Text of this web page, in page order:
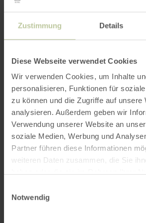
Zustimmung Details
Diese Webseite verwendet Cookies
Wir verwenden Cookies, um Inhalte
personalisieren, Funktionen für
zu können und die Zugriffe auf unsere
analysieren. Außerdem geben wir
Verwendung unserer Website an
soziale Medien, Werbung und
Partner führen diese Informationen
weiteren Daten zusammen, die Sie
Notwendig
MARIUZZ – Die Westernhagen
No. 1
original Westernhagen-Band-
Roetgen wirdWesternhagen-
T.dabei sein.
Seit 2012 gilt er als das führende
Westernhagen-Double,
verblüffend nah am Original.
so energiegeladen und
eingefleischte Fans sich fragen:
echte?«